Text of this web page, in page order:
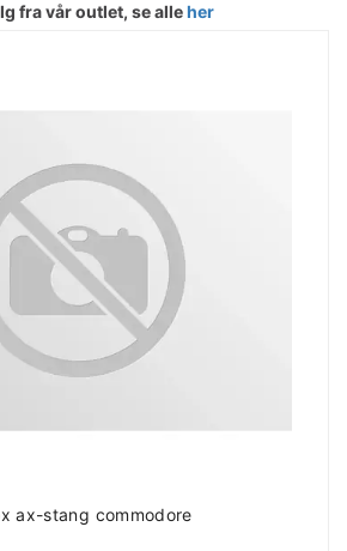
fra vår outlet, se alleher
ax-stang commodore